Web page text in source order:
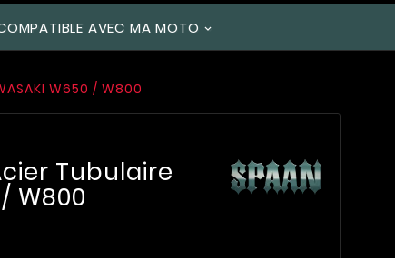
AVEC MA MOTO
W650 / W800
Tubulaire
W800